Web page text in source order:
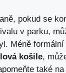
pokud se
v parku,
Méně
košile,
také